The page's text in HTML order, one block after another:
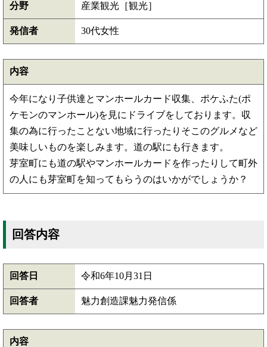
分野 産業観光［観光］
発信者 30代女性
内容
今年になり子供達とマンホールカード収集、ポケふた(ポ
ケモンのマンホール)を見にドライブをしております。収
集の為に行ったことない地域に行ったりそこのグルメなど
美味しいものを楽しみます。道の駅にも行きます。
芽室町にも道の駅やマンホールカードを作ったりして町外
の人にも芽室町を知ってもらうのはいかがでしょうか？
回答内容
回答日 令和6年10月31日
回答者 魅力創造課魅力発信係
内容